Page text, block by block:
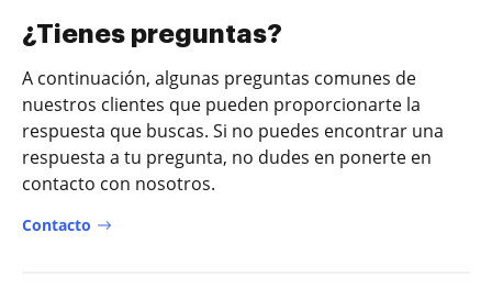
¿Tienes preguntas?
A continuación, algunas preguntas comunes de
nuestros clientes que pueden proporcionarte la
respuesta que buscas. Si no puedes encontrar una
respuesta a tu pregunta, no dudes en ponerte en
contacto con nosotros.
Contacto